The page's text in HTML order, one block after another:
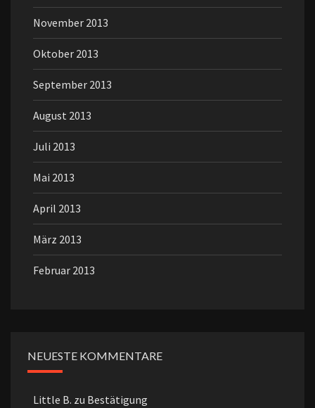
November 2013
Oktober 2013
September 2013
August 2013
Juli 2013
Mai 2013
April 2013
März 2013
Februar 2013
NEUESTE KOMMENTARE
Little B. zu Bestätigung